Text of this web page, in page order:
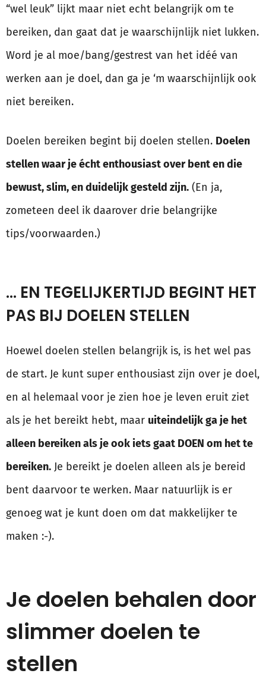
“wel leuk” lijkt maar niet echt belangrijk om te
bereiken, dan gaat dat je waarschijnlijk niet lukken.
Word je al moe/bang/gestrest van het idéé van
werken aan je doel, dan ga je ‘m waarschijnlijk ook
niet bereiken.
Doelen bereiken begint bij doelen stellen. Doelen
stellen waar je écht enthousiast over bent en die
bewust, slim, en duidelijk gesteld zijn. (En ja,
zometeen deel ik daarover drie belangrijke
tips/voorwaarden.)
… EN TEGELIJKERTIJD BEGINT HET
PAS BIJ DOELEN STELLEN
Hoewel doelen stellen belangrijk is, is het wel pas
de start. Je kunt super enthousiast zijn over je doel,
en al helemaal voor je zien hoe je leven eruit ziet
als je het bereikt hebt, maar uiteindelijk ga je het
alleen bereiken als je ook iets gaat DOEN om het te
bereiken. Je bereikt je doelen alleen als je bereid
bent daarvoor te werken. Maar natuurlijk is er
genoeg wat je kunt doen om dat makkelijker te
maken :-).
Je doelen behalen door
slimmer doelen te
stellen